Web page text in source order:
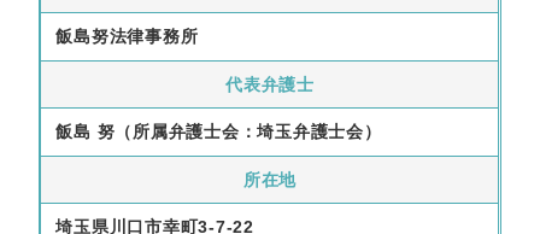
飯島努法律事務所
代表弁護士
飯島 努（所属弁護士会：埼玉弁護士会）
所在地
埼玉県川口市幸町3-7-22